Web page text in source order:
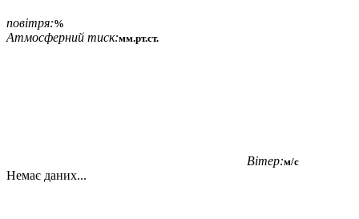
повітря:%
Атмосферний тиск:мм.рт.ст.
Вітер:м/с
Немає даних...